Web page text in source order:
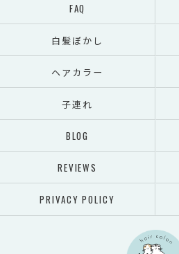
FAQ
白髪ぼかし
ヘアカラー
子連れ
BLOG
REVIEWS
PRIVACY POLICY